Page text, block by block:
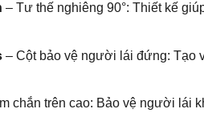
– Tư thế nghiêng 90°: Thiết kế
– Cột bảo vệ người lái đứng: Tạo
chắn trên cao: Bảo vệ người lái